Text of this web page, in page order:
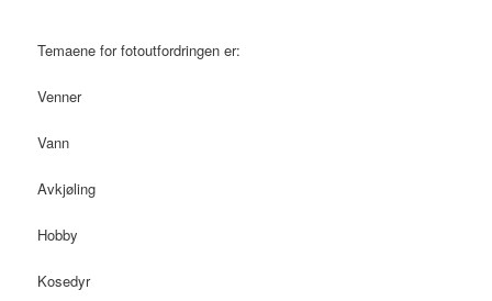
Temaene for fotoutfordringen er:
Venner
Vann
Avkjøling
Hobby
Kosedyr